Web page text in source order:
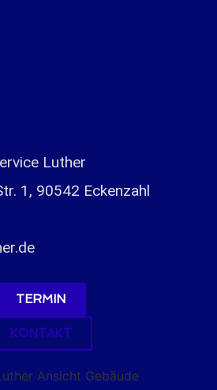
Luther
1, 90542 Eckenzahl
TERMIN
KONTAKT